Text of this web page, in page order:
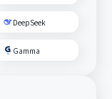
DeepSeek
Gamma